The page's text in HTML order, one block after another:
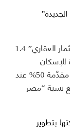
الجديدة”
ستدفع شركة “ماونتن فيو للتنمية والاستثمار العقاري” 1.4
والتعمير” لمشاركتها المشروع بواقع دفعة مقدَّمة 50% عند
خلال 18 شهراً. تبلغ نسبة “مصر
بتطوير